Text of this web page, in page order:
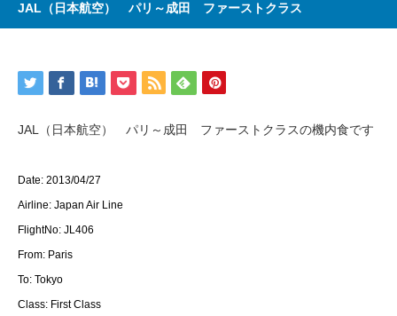
JAL（日本航空） パリ～成田 ファーストクラス
JAL（日本航空） パリ～成田 ファーストクラスの機内食です
Date: 2013/04/27
Airline: Japan Air Line
FlightNo: JL406
From: Paris
To: Tokyo
Class: First Class